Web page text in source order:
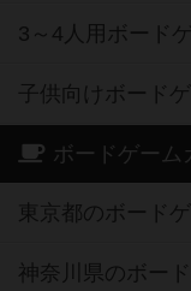
3～4人用ボード
子供向けボード
ボードゲーム
東京都のボード
神奈川県のボー